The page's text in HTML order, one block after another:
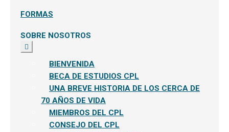
FORMAS
SOBRE NOSOTROS
Expandir
el
BIENVENIDA
BECA DE ESTUDIOS CPL
UNA BREVE HISTORIA DE LOS CERCA DE
70 AÑOS DE VIDA
MIEMBROS DEL CPL
CONSEJO DEL CPL